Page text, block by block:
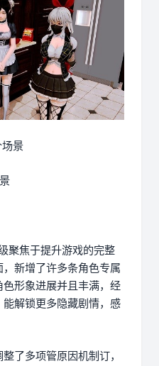
景
聚焦于提升游戏的完整
新增了许多条角色专属
形象进展并且丰满，经
解锁更多隐藏剧情，感
了多项管原因机制订，